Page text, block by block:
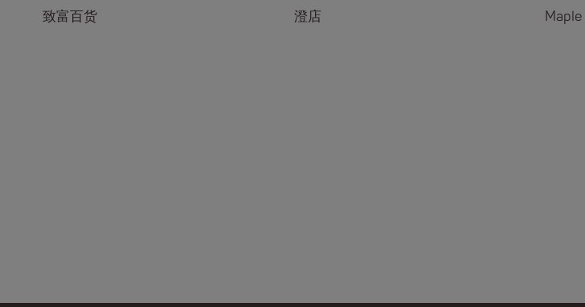
致富百货 澄店 Maple